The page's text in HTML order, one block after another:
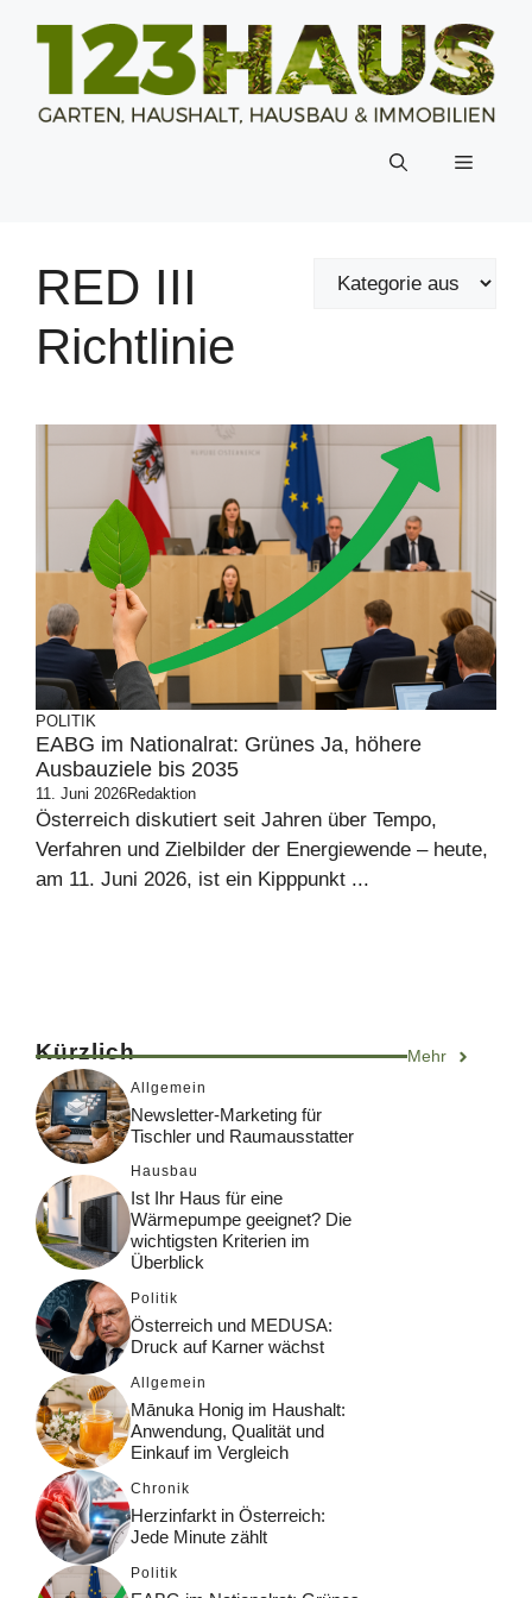
Inhalt
Menü
RED III
Richtlinie
POLITIK
EABG im Nationalrat: Grünes Ja, höhere
Ausbauziele bis 2035
11. Juni 2026Redaktion
Österreich diskutiert seit Jahren über Tempo,
Verfahren und Zielbilder der Energiewende – heute,
am 11. Juni 2026, ist ein Kipppunkt ...
Kürzlich Mehr
Allgemein
Newsletter-Marketing für
Tischler und Raumausstatter
Hausbau
Ist Ihr Haus für eine
Wärmepumpe geeignet? Die
wichtigsten Kriterien im
Überblick
Politik
Österreich und MEDUSA:
Druck auf Karner wächst
Allgemein
Mānuka Honig im Haushalt:
Anwendung, Qualität und
Einkauf im Vergleich
Chronik
Herzinfarkt in Österreich:
Jede Minute zählt
Politik